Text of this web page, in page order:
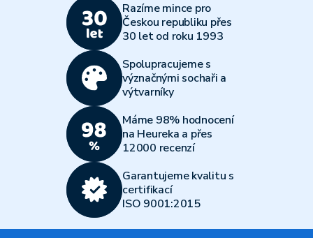
Razíme mince pro
Českou republiku přes
30 let od roku 1993
Spolupracujeme s
význačnými sochaři a
výtvarníky
Máme 98% hodnocení
na Heureka a přes
12000 recenzí
Garantujeme kvalitu s
certifikací
ISO 9001:2015